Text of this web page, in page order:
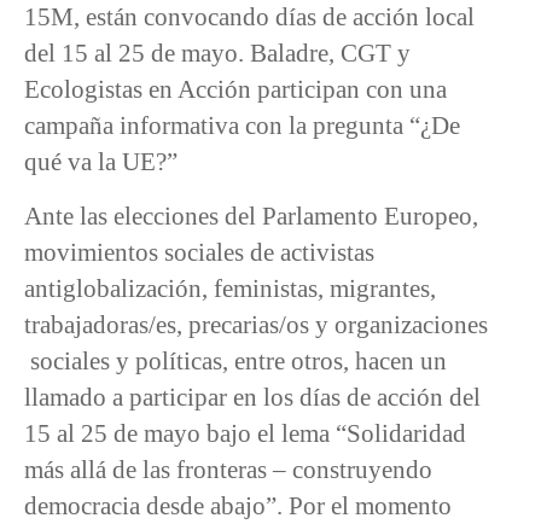
15M, están convocando días de acción local
del 15 al 25 de mayo. Baladre, CGT y
Ecologistas en Acción participan con una
campaña informativa con la pregunta “¿De
qué va la UE?”
Ante las elecciones del Parlamento Europeo,
movimientos sociales de activistas
antiglobalización, feministas, migrantes,
trabajadoras/es, precarias/os y organizaciones
sociales y políticas, entre otros, hacen un
llamado a participar en los días de acción del
15 al 25 de mayo bajo el lema “Solidaridad
más allá de las fronteras – construyendo
democracia desde abajo”. Por el momento